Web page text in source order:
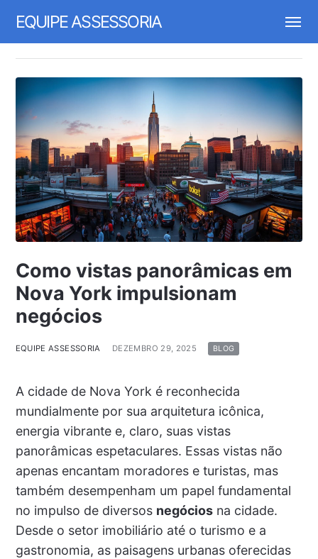
EQUIPE ASSESSORIA
Como vistas panorâmicas em
Nova York impulsionam
negócios
EQUIPE ASSESSORIA DEZEMBRO 29, 2025 BLOG
A cidade de Nova York é reconhecida
mundialmente por sua arquitetura icônica,
energia vibrante e, claro, suas vistas
panorâmicas espetaculares. Essas vistas não
apenas encantam moradores e turistas, mas
também desempenham um papel fundamental
no impulso de diversos negóciosna cidade.
Desde o setor imobiliário até o turismo e a
gastronomia, as paisagens urbanas oferecidas